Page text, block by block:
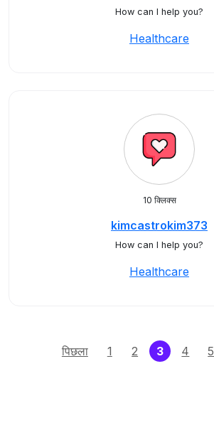
How can I help you?
Healthcare
10 क्लिक्स
kimcastrokim373
How can I help you?
Healthcare
पिछला 1 2 3(current)
4 5